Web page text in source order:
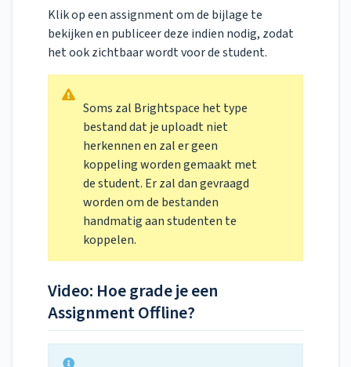
Klik op een assignment om de bijlage te
bekijken en publiceer deze indien nodig, zodat
het ook zichtbaar wordt voor de student.
Soms zal Brightspace het type
bestand dat je uploadt niet
herkennen en zal er geen
koppeling worden gemaakt met
de student. Er zal dan gevraagd
worden om de bestanden
handmatig aan studenten te
koppelen.
Video: Hoe grade je een
Assignment Offline?